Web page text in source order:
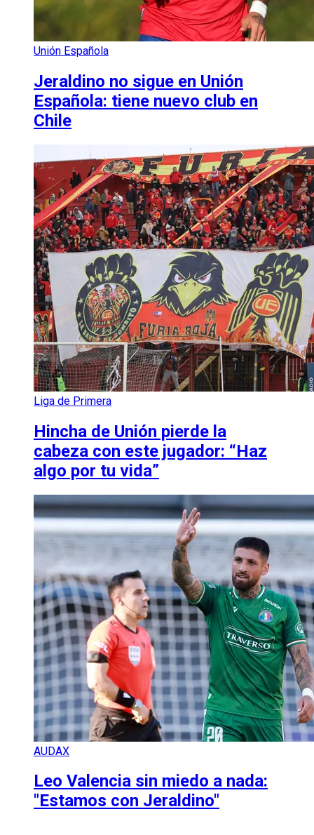
Unión Española
Jeraldino no sigue en Unión
Española: tiene nuevo club en
Chile
Liga de Primera
Hincha de Unión pierde la
cabeza con este jugador: “Haz
algo por tu vida”
AUDAX
Leo Valencia sin miedo a nada:
"Estamos con Jeraldino"